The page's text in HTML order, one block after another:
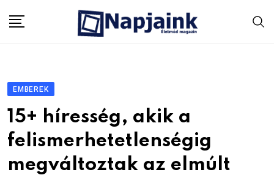
EMBEREK
15+ híresség, akik a
felismerhetetlenségig
megváltoztak az elmúlt